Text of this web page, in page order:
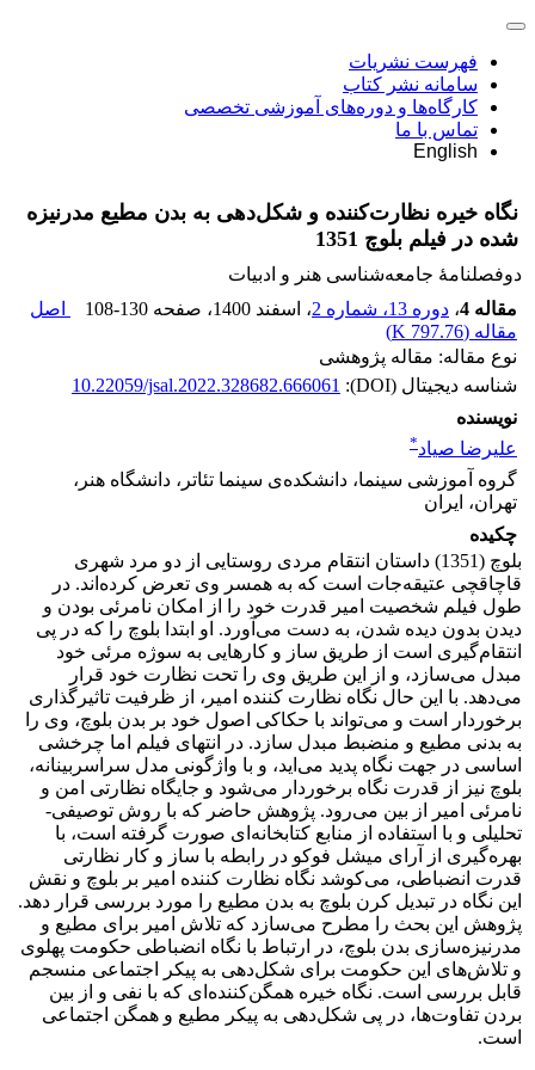
فهرست نشریات
سامانه نشر کتاب
کارگاه‌ها و دوره‌های آموزشی تخصصی
تماس با ما
English
نگاه خیره نظارت‌کننده و شکل‌دهی به بدن مطیع مدرنیزه
شده در فیلم بلوچ 1351
دوفصلنامۀ جامعه‌شناسی هنر و ادبیات
مقاله 4
، دوره 13، شماره 2 ، اسفند 1400 ، صفحه 108-130
اصل
مقاله (797.76 K
)
نوع مقاله: مقاله پژوهشی
شناسه دیجیتال (DOI):
10.22059/jsal.2022.328682.666061
نویسنده
علیرضا صیاد*
گروه آموزشی سینما، دانشکده‌ی سینما تئاتر، دانشگاه هنر،
تهران، ایران
چکیده
بلوچ (1351) داستان انتقام مردی روستایی از دو مرد شهری
قاچاقچی عتیقه‌جات است که به همسر وی تعرض کرده‌اند. در
طول فیلم شخصیت امیر قدرت خود را از امکان نامرئی بودن و
دیدن بدون دیده شدن، به دست می‌آورد. او ابتدا بلوچ را که در پی
انتقام‌گیری است از طریق ساز و کارهایی به سوژه مرئی خود
مبدل می‌سازد، و از این طریق وی را تحت نظارت خود قرار
می‌دهد. با این حال نگاه نظارت کننده امیر، از ظرفیت تاثیرگذاری
برخوردار است و می‌تواند با حکاکی اصول خود بر بدن بلوچ، وی را
به بدنی مطیع و منضبط مبدل سازد. در انتهای فیلم اما چرخشی
اساسی در جهت نگاه پدید می‌اید، و با واژگونی مدل سراسربینانه،
بلوچ نیز از قدرت نگاه برخوردار می‌شود و جایگاه نظارتی امن و
نامرئی امیر از بین می‌رود. پژوهش حاضر که با روش توصیفی-
تحلیلی و با استفاده از منابع کتابخانه‌ای صورت گرفته است، با
بهره‌گیری از آرای میشل فوکو در رابطه با ساز و کار نظارتی
قدرت انضباطی، می‌کوشد نگاه نظارت کننده امیر بر بلوچ و نقش
این نگاه در تبدیل کرن بلوچ به بدن مطیع را مورد بررسی قرار دهد.
پژوهش این بحث را مطرح می‌سازد که تلاش امیر برای مطیع و
مدرنیزه‌سازی بدن بلوچ، در ارتباط با نگاه انضباطی حکومت پهلوی
و تلاش‌های این حکومت برای شکل‌دهی به پیکر اجتماعی منسجم
قابل بررسی است. نگاه خیره همگن‌کننده‌‌ای که با نفی و از بین
بردن تفاوت‌ها، در پی شکل‌دهی به پیکر مطیع و همگن اجتماعی
است.